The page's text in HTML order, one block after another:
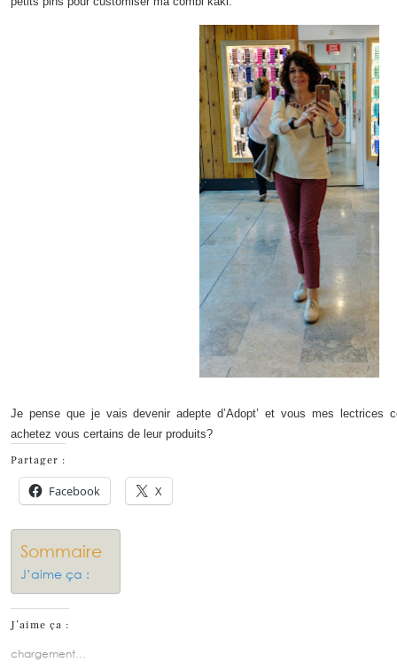
Je pense que je vais devenir adepte d’Adopt’ et vous mes lectrices
achetez vous certains de leur produits?
Partager :
Facebook X
Sommaire
J’aime ça :
J’aime ça :
chargement…